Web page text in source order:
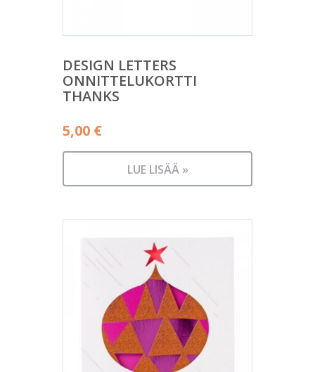
DESIGN LETTERS
ONNITTELUKORTTI
THANKS
5,00 €
LUE LISÄÄ »